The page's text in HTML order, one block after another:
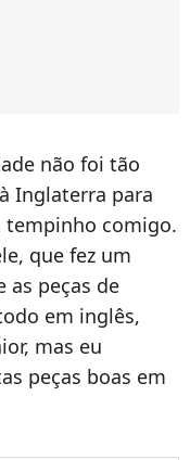
não foi tão
Inglaterra para
tempinho comigo.
que fez um
as peças de
em inglês,
mas eu
peças boas em